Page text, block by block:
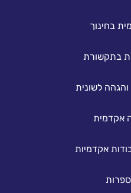
בחינוך
בתקשורת
לשונית
אקדמית
אקדמיות